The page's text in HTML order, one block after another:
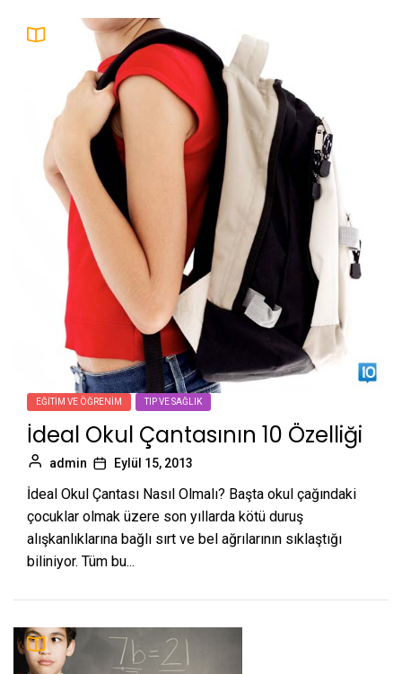
EĞITIM VE ÖĞRENIM TIP VE SAĞLIK
İdeal Okul Çantasının 10 Özelliği
admin Eylül 15, 2013
İdeal Okul Çantası Nasıl Olmalı? Başta okul çağındaki
çocuklar olmak üzere son yıllarda kötü duruş
alışkanlıklarına bağlı sırt ve bel ağrılarının sıklaştığı
biliniyor. Tüm bu...